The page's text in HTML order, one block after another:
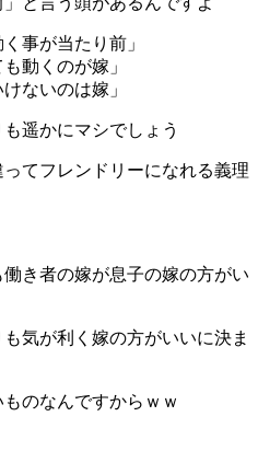
事が当たり前」
動くのが嫁」
ないのは嫁」
遥かにマシでしょう
てフレンドリーになれる義理
き者の嫁が息子の嫁の方がい
気が利く嫁の方がいいに決ま
のなんですからｗｗ